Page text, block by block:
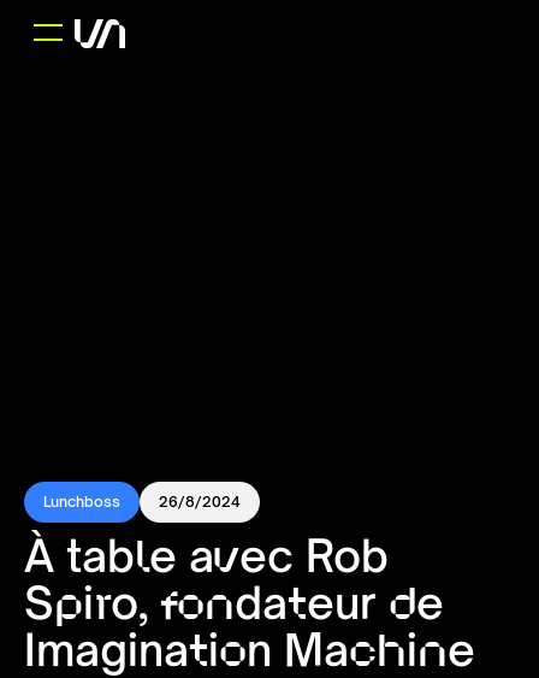
Lunchboss 26/8/2024
À table avec Rob
Spiro, fondateur de
Imagination Machine